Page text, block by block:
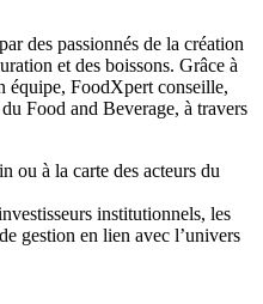
des passionnés de la création
et des boissons. Grâce à
équipe, FoodXpert conseille,
Food and Beverage, à travers
ou à la carte des acteurs du
institutionnels, les
gestion en lien avec l’univers